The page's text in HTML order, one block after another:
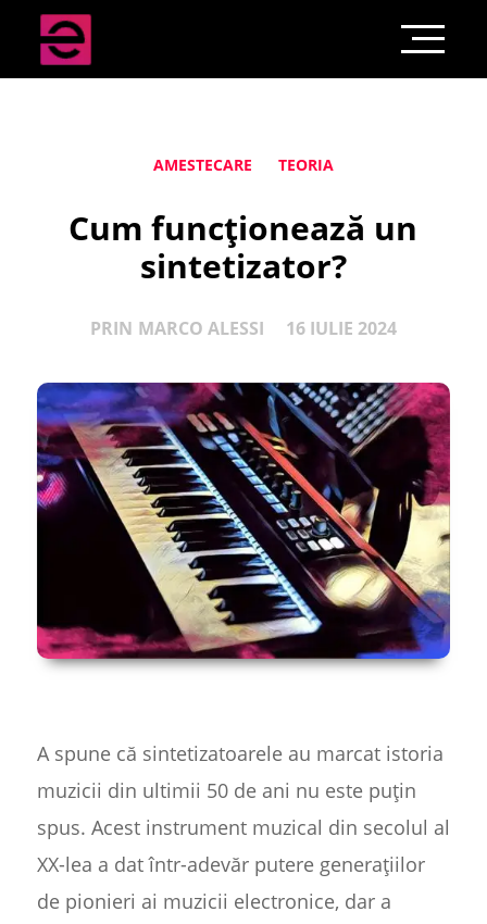
AMESTECARE TEORIA
Cum funcționează un
sintetizator?
PRIN MARCO ALESSI 16 IULIE 2024
A spune că sintetizatoarele au marcat istoria
muzicii din ultimii 50 de ani nu este puțin
spus. Acest instrument muzical din secolul al
XX-lea a dat într-adevăr putere generațiilor
de pionieri ai muzicii electronice, dar a